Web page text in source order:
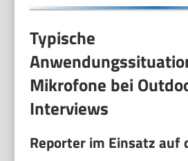
Typische
Mikrofone bei
Interviews
Reporter im Einsatz auf